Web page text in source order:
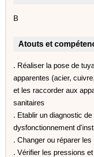
B
Atouts et
. Réaliser la pose de
apparentes (acier,
et les raccorder aux
sanitaires
. Etablir un diagnostic
dysfonctionnement
. Changer ou réparer
. Vérifier les pressions